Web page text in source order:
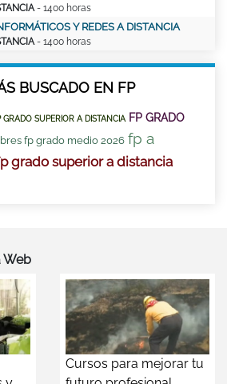
- 1400 horas
Y REDES A DISTANCIA
- 1400 horas
BUSCADO EN FP
GRADO SUPERIOR A DISTANCIA FP GRADO
fp grado medio 2026 fp a
grado superior a distancia
Web
Cursos para mejorar tu